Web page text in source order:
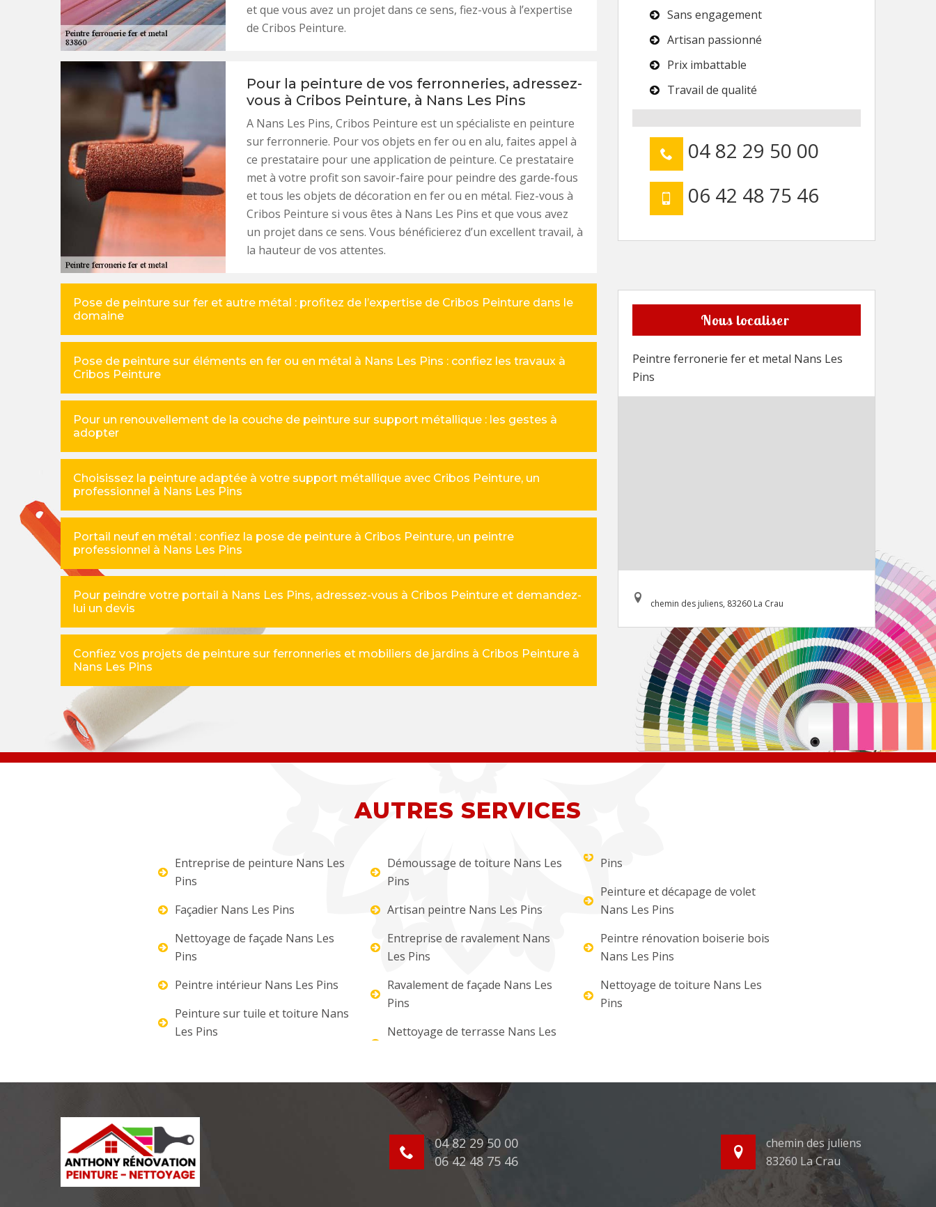
et que vous avez un projet dans ce sens, fiez-vous à l’expertise
de Cribos Peinture.
Pour la peinture de vos ferronneries, adressez-
vous à Cribos Peinture, à Nans Les Pins
A Nans Les Pins, Cribos Peinture est un spécialiste en peinture
sur ferronnerie. Pour vos objets en fer ou en alu, faites appel à
ce prestataire pour une application de peinture. Ce prestataire
met à votre profit son savoir-faire pour peindre des garde-fous
et tous les objets de décoration en fer ou en métal. Fiez-vous à
Cribos Peinture si vous êtes à Nans Les Pins et que vous avez
un projet dans ce sens. Vous bénéficierez d’un excellent travail, à
la hauteur de vos attentes.
Pose de peinture sur fer et autre métal : profitez de l’expertise de Cribos Peinture dans le
domaine
Pose de peinture sur éléments en fer ou en métal à Nans Les Pins : confiez les travaux à
Cribos Peinture
Pour un renouvellement de la couche de peinture sur support métallique : les gestes à
adopter
Choisissez la peinture adaptée à votre support métallique avec Cribos Peinture, un
professionnel à Nans Les Pins
Portail neuf en métal : confiez la pose de peinture à Cribos Peinture, un peintre
professionnel à Nans Les Pins
Pour peindre votre portail à Nans Les Pins, adressez-vous à Cribos Peinture et demandez-
lui un devis
Confiez vos projets de peinture sur ferronneries et mobiliers de jardins à Cribos Peinture à
Nans Les Pins
Sans engagement
Artisan passionné
Prix imbattable
Travail de qualité
04 82 29 50 00
06 42 48 75 46
Nous localiser
Peintre ferronerie fer et metal Nans Les
Pins
chemin des juliens, 83260 La Crau
AUTRES SERVICES
Entreprise de peinture Nans Les
Pins
Façadier Nans Les Pins
Nettoyage de façade Nans Les
Pins
Peintre intérieur Nans Les Pins
Peinture sur tuile et toiture Nans
Les Pins
Démoussage de toiture Nans Les
Pins
Artisan peintre Nans Les Pins
Entreprise de ravalement Nans
Les Pins
Ravalement de façade Nans Les
Pins
Nettoyage de terrasse Nans Les
Pins
Peinture et décapage de volet
Nans Les Pins
Peintre rénovation boiserie bois
Nans Les Pins
Nettoyage de toiture Nans Les
Pins
04 82 29 50 00
06 42 48 75 46
chemin des juliens
83260 La Crau